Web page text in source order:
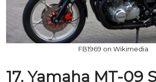
FB1969 on Wikimedia
17. Yamaha MT-09